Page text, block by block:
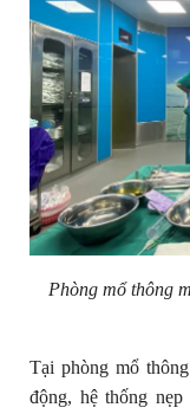
Phòng mổ thông
Tại phòng mổ
động, hệ thống